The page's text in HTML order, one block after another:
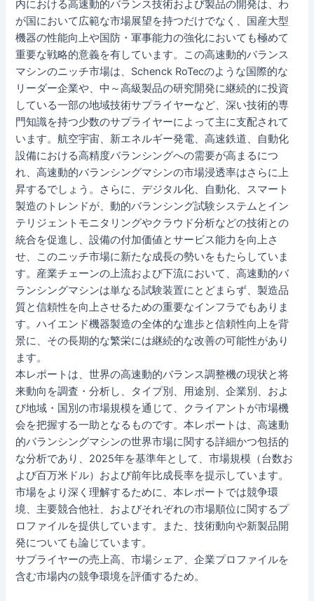
内における高速動的バランス技術および製品の開発は、わ
が国において広範な市場展望を持つだけでなく、国産大型
機器の性能向上や国防・軍事能力の強化においても極めて
重要な戦略的意義を有しています。この高速動的バランス
マシンのニッチ市場は、Schenck RoTecのような国際的な
リーダー企業や、中～高級製品の研究開発に継続的に投資
している一部の地域技術サプライヤーなど、深い技術的専
門知識を持つ少数のサプライヤーによって主に支配されて
います。航空宇宙、新エネルギー発電、高速鉄道、自動化
設備における高精度バランシングへの需要が高まるにつ
れ、高速動的バランシングマシンの市場浸透率はさらに上
昇するでしょう。さらに、デジタル化、自動化、スマート
製造のトレンドが、動的バランシング試験システムとイン
テリジェントモニタリングやクラウド分析などの技術との
統合を促進し、設備の付加価値とサービス能力を向上さ
せ、このニッチ市場に新たな成長の勢いをもたらしていま
す。産業チェーンの上流および下流において、高速動的バ
ランシングマシンは単なる試験装置にとどまらず、製造品
質と信頼性を向上させるための重要なインフラでもありま
す。ハイエンド機器製造の全体的な進歩と信頼性向上を背
景に、その長期的な繁栄には継続的な改善の可能性があり
ます。
本レポートは、世界の高速動的バランス調整機の現状と将
来動向を調査・分析し、タイプ別、用途別、企業別、およ
び地域・国別の市場規模を通じて、クライアントが市場機
会を把握する一助となるものです。本レポートは、高速動
的バランシングマシンの世界市場に関する詳細かつ包括的
な分析であり、2025年を基準年として、市場規模（台数お
よび百万米ドル）および前年比成長率を提示しています。
市場をより深く理解するために、本レポートでは競争環
境、主要競合他社、およびそれぞれの市場順位に関するプ
ロファイルを提供しています。また、技術動向や新製品開
発についても論じています。
サプライヤーの売上高、市場シェア、企業プロファイルを
含む市場内の競争環境を評価するため。